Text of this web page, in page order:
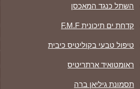
השתל כנגד המאכסן
קדחת ים תיכונית F.M.F
טיפול טבעי בקוליטיס כיבית
ראומטואיד ארתריטיס
תסמונת גיליאן ברה